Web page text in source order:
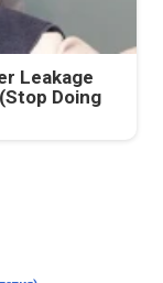
Leakage
Doing